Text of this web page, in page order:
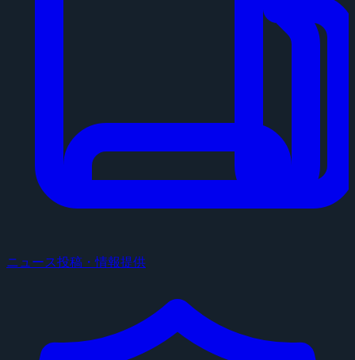
ニュース投稿・情報提供